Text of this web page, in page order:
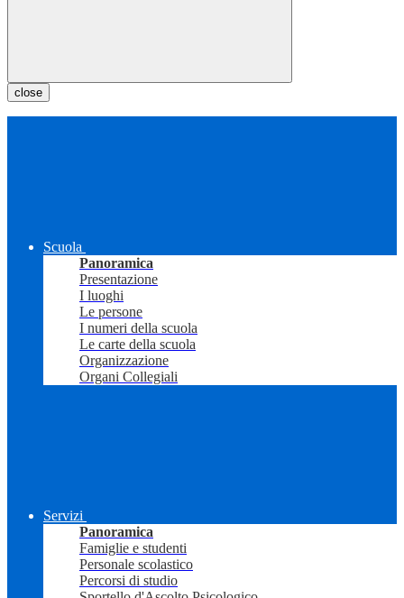
close
Scuola
Panoramica
Presentazione
I luoghi
Le persone
I numeri della scuola
Le carte della scuola
Organizzazione
Organi Collegiali
Servizi
Panoramica
Famiglie e studenti
Personale scolastico
Percorsi di studio